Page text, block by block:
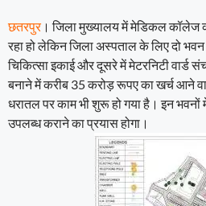
छतरपुर। जिला मुख्यालय में मेडिकल कॉलेज
रहा हो लेकिन जिला अस्पताल के लिए दो
चिकित्सा इकाई और दूसरे में मेटरनिटी वार्ड
बनाने में करीब 35 करोड़ रूपए का खर्च आने
धरातल पर काम भी शुरू हो गया है। इन
उपलब्ध कराने का प्रयास होगा।